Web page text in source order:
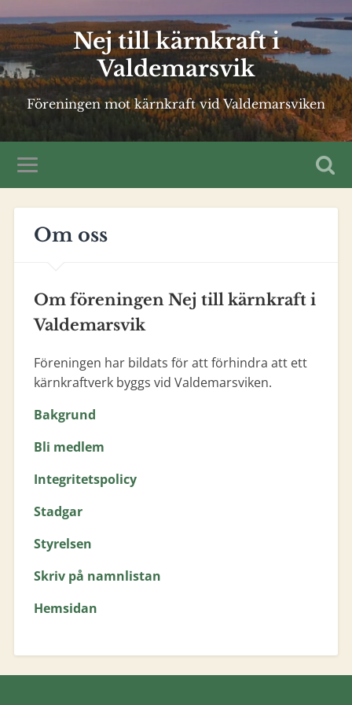
Nej till kärnkraft i
Valdemarsvik
Föreningen mot kärnkraft vid Valdemarsviken
Om oss
Om föreningen Nej till kärnkraft i
Valdemarsvik
Föreningen har bildats för att förhindra att ett
kärnkraftverk byggs vid Valdemarsviken.
Bakgrund
Bli medlem
Integritetspolicy
Stadgar
Styrelsen
Skriv på namnlistan
Hemsidan